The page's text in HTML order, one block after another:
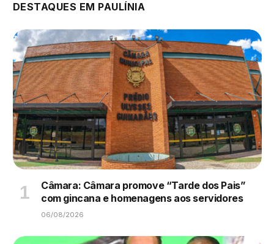
DESTAQUES EM PAULÍNIA
Câmara: Câmara promove “Tarde dos Pais”
com gincana e homenagens aos servidores
06/08/2026